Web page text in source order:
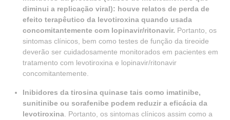
diminui a replicação viral): houve relatos de perda de
efeito terapêutico da levotiroxina quando usada
concomitantemente com lopinavir/ritonavir. Portanto, os
sintomas clínicos, bem como testes de função da tireoide
deverão ser cuidadosamente monitorados em pacientes em
tratamento com levotiroxina e lopinavir/ritonavir
concomitantemente.
Inibidores da tirosina quinase tais como imatinibe,
sunitinibe ou sorafenibe podem reduzir a eficácia da
levotiroxina . Portanto, os sintomas clínicos assim como a